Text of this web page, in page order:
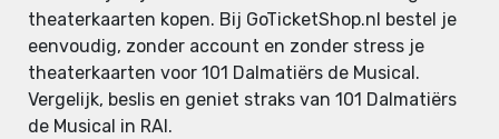
theaterkaarten kopen. Bij GoTicketShop.nl bestel je
eenvoudig, zonder account en zonder stress je
theaterkaarten voor 101 Dalmatiërs de Musical.
Vergelijk, beslis en geniet straks van 101 Dalmatiërs
de Musical in RAI.